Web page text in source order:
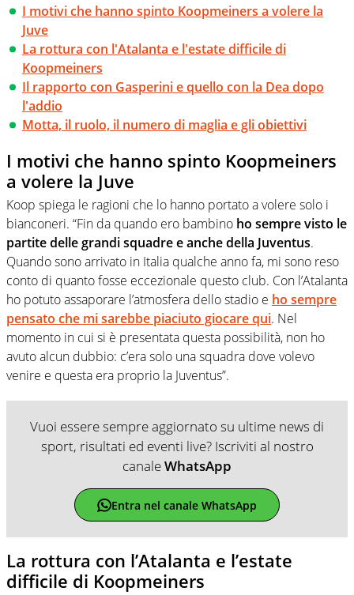
I motivi che hanno spinto Koopmeiners a volere la
Juve
La rottura con l'Atalanta e l'estate difficile di
Koopmeiners
Il rapporto con Gasperini e quello con la Dea dopo
l'addio
Motta, il ruolo, il numero di maglia e gli obiettivi
I motivi che hanno spinto Koopmeiners
a volere la Juve
Koop spiega le ragioni che lo hanno portato a volere solo i
bianconeri. “Fin da quando ero bambino ho sempre visto le
partite delle grandi squadre e anche della Juventus.
Quando sono arrivato in Italia qualche anno fa, mi sono reso
conto di quanto fosse eccezionale questo club. Con l’Atalanta
ho potuto assaporare l’atmosfera dello stadio e ho sempre
pensato che mi sarebbe piaciuto giocare qui. Nel
momento in cui si è presentata questa possibilità, non ho
avuto alcun dubbio: c’era solo una squadra dove volevo
venire e questa era proprio la Juventus”.
Vuoi essere sempre aggiornato su ultime news di
sport, risultati ed eventi live? Iscriviti al nostro
canaleWhatsApp
Entra nel canale WhatsApp
La rottura con l’Atalanta e l’estate
difficile di Koopmeiners